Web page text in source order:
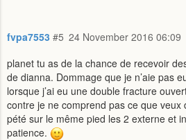
fvpa7553 24 November 2016 06:09
#5
planet tu as de la chance de recevoir
de dianna. Dommage que je n’aie pas
lorsque j’ai eu une double fracture
contre je ne comprend pas ce que veux
pété sur le même pied les 2 externe et
patience.